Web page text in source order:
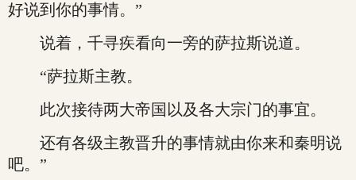
好说到你的事情。”
说着，千寻疾看向一旁的萨拉斯说道。
“萨拉斯主教。
此次接待两大帝国以及各大宗门的事宜。
还有各级主教晋升的事情就由你来和秦明说
吧。”